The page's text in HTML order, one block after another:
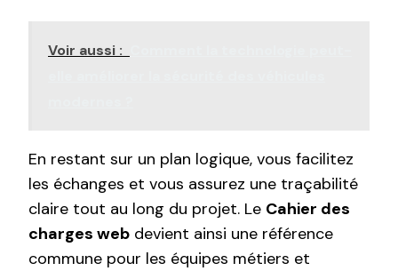
Voir aussi :
En restant sur un plan logique, vous facilitez
les échanges et vous assurez une traçabilité
claire tout au long du projet. Le Cahier des
charges web devient ainsi une référence
commune pour les équipes métiers et